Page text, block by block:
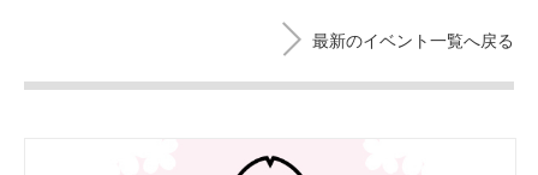
最新のイベント一覧へ戻る